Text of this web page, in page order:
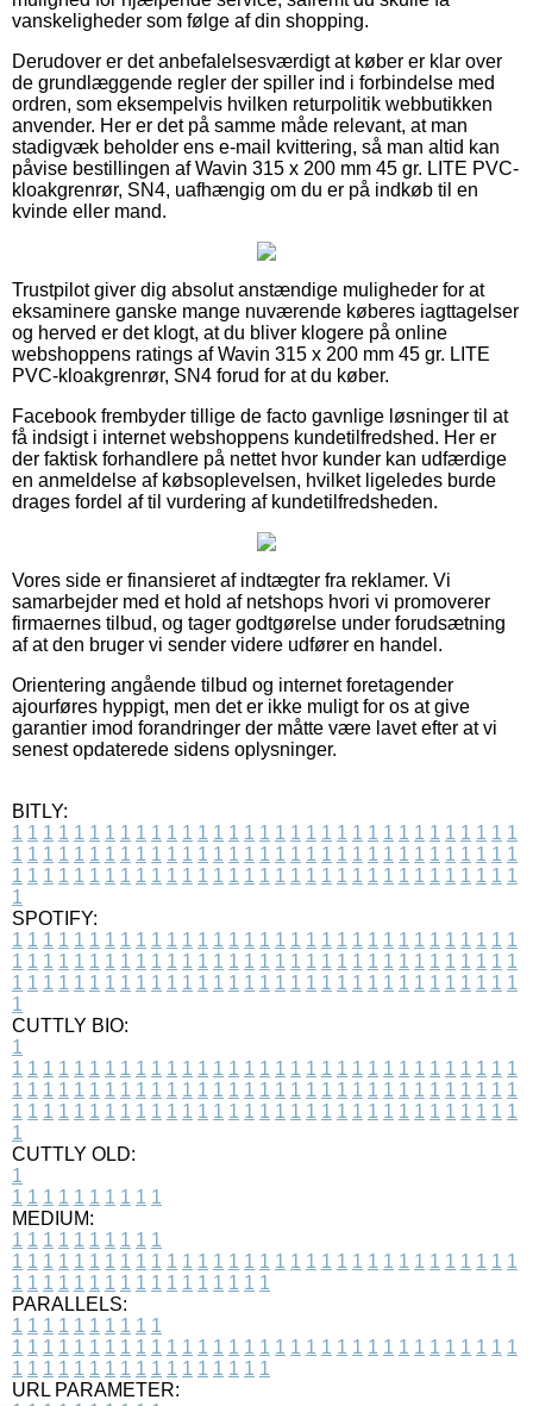
vanskeligheder som følge af din shopping.
Derudover er det anbefalelsesværdigt at køber er klar over
de grundlæggende regler der spiller ind i forbindelse med
ordren, som eksempelvis hvilken returpolitik webbutikken
anvender. Her er det på samme måde relevant, at man
stadigvæk beholder ens e-mail kvittering, så man altid kan
påvise bestillingen af Wavin 315 x 200 mm 45 gr. LITE PVC-
kloakgrenrør, SN4, uafhængig om du er på indkøb til en
kvinde eller mand.
Trustpilot giver dig absolut anstændige muligheder for at
eksaminere ganske mange nuværende køberes iagttagelser
og herved er det klogt, at du bliver klogere på online
webshoppens ratings af Wavin 315 x 200 mm 45 gr. LITE
PVC-kloakgrenrør, SN4 forud for at du køber.
Facebook frembyder tillige de facto gavnlige løsninger til at
få indsigt i internet webshoppens kundetilfredshed. Her er
der faktisk forhandlere på nettet hvor kunder kan udfærdige
en anmeldelse af købsoplevelsen, hvilket ligeledes burde
drages fordel af til vurdering af kundetilfredsheden.
Vores side er finansieret af indtægter fra reklamer. Vi
samarbejder med et hold af netshops hvori vi promoverer
firmaernes tilbud, og tager godtgørelse under forudsætning
af at den bruger vi sender videre udfører en handel.
Orientering angående tilbud og internet foretagender
ajourføres hyppigt, men det er ikke muligt for os at give
garantier imod forandringer der måtte være lavet efter at vi
senest opdaterede sidens oplysninger.
BITLY:
1 1 1 1 1 1 1 1 1 1 1 1 1 1 1 1 1 1 1 1 1 1 1 1 1 1 1 1 1 1 1 1 1
1 1 1 1 1 1 1 1 1 1 1 1 1 1 1 1 1 1 1 1 1 1 1 1 1 1 1 1 1 1 1 1 1
1 1 1 1 1 1 1 1 1 1 1 1 1 1 1 1 1 1 1 1 1 1 1 1 1 1 1 1 1 1 1 1 1
1
SPOTIFY:
1 1 1 1 1 1 1 1 1 1 1 1 1 1 1 1 1 1 1 1 1 1 1 1 1 1 1 1 1 1 1 1 1
1 1 1 1 1 1 1 1 1 1 1 1 1 1 1 1 1 1 1 1 1 1 1 1 1 1 1 1 1 1 1 1 1
1 1 1 1 1 1 1 1 1 1 1 1 1 1 1 1 1 1 1 1 1 1 1 1 1 1 1 1 1 1 1 1 1
1
CUTTLY BIO:
1
1 1 1 1 1 1 1 1 1 1 1 1 1 1 1 1 1 1 1 1 1 1 1 1 1 1 1 1 1 1 1 1 1
1 1 1 1 1 1 1 1 1 1 1 1 1 1 1 1 1 1 1 1 1 1 1 1 1 1 1 1 1 1 1 1 1
1 1 1 1 1 1 1 1 1 1 1 1 1 1 1 1 1 1 1 1 1 1 1 1 1 1 1 1 1 1 1 1 1
1
CUTTLY OLD:
1
1 1 1 1 1 1 1 1 1 1
MEDIUM:
1 1 1 1 1 1 1 1 1 1
1 1 1 1 1 1 1 1 1 1 1 1 1 1 1 1 1 1 1 1 1 1 1 1 1 1 1 1 1 1 1 1 1
1 1 1 1 1 1 1 1 1 1 1 1 1 1 1 1 1
PARALLELS:
1 1 1 1 1 1 1 1 1 1
1 1 1 1 1 1 1 1 1 1 1 1 1 1 1 1 1 1 1 1 1 1 1 1 1 1 1 1 1 1 1 1 1
1 1 1 1 1 1 1 1 1 1 1 1 1 1 1 1 1
URL PARAMETER: